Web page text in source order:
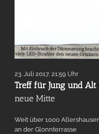
23. Juli 2017, 21:59 Uhr
Treff für Jung und Alt
neue Mitte
Weit über 1000
an der Glonnterrasse